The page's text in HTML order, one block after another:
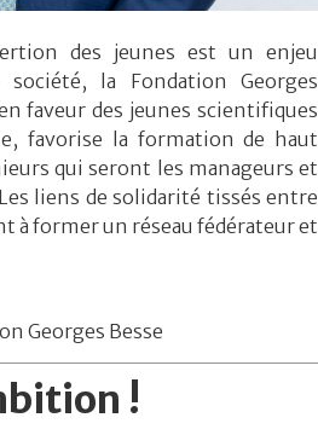
des jeunes est un enjeu
la Fondation Georges
faveur des jeunes scientifiques
favorise la formation de haut
qui seront les manageurs et
liens de solidarité tissés entre
à former un réseau fédérateur et
Georges Besse
!